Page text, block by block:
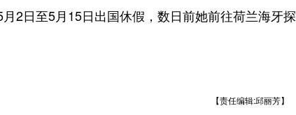
日至5月15日出国休假，数日前她前往荷兰海牙探
【责任编辑:邱丽芳】